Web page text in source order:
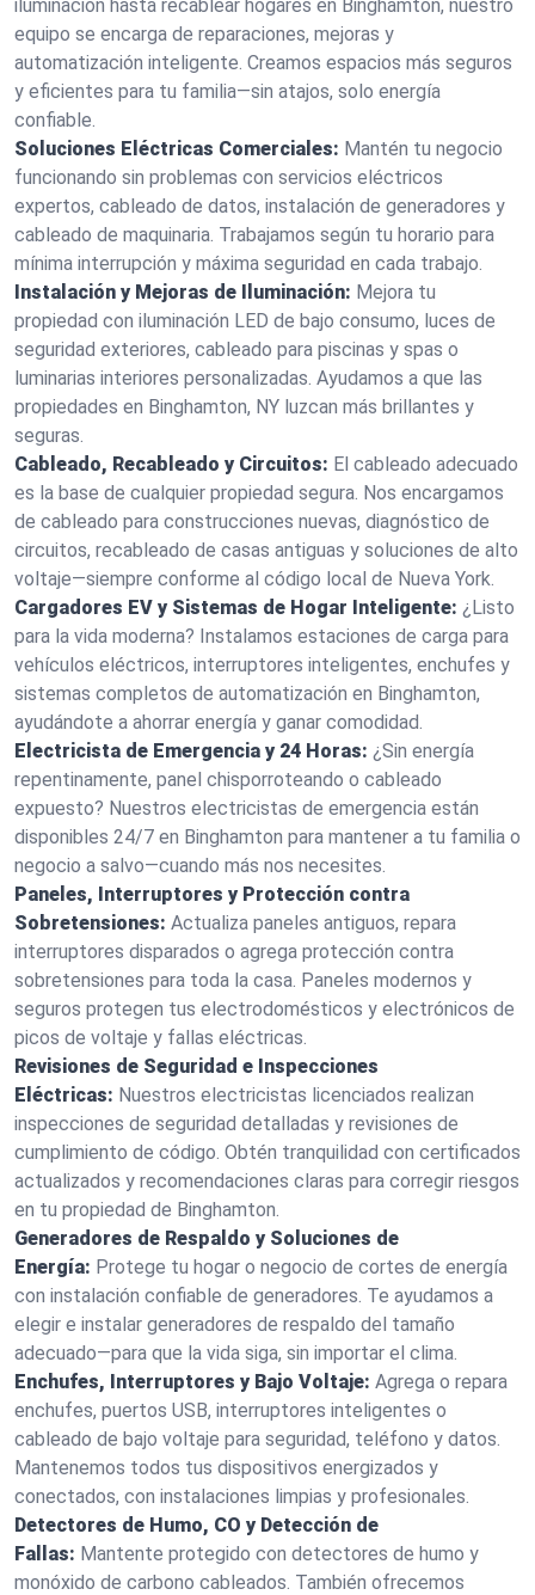
iluminación hasta recablear hogares en Binghamton, nuestro
equipo se encarga de reparaciones, mejoras y
automatización inteligente. Creamos espacios más seguros
y eficientes para tu familia—sin atajos, solo energía
confiable.
Soluciones Eléctricas Comerciales: Mantén tu negocio
funcionando sin problemas con servicios eléctricos
expertos, cableado de datos, instalación de generadores y
cableado de maquinaria. Trabajamos según tu horario para
mínima interrupción y máxima seguridad en cada trabajo.
Instalación y Mejoras de Iluminación: Mejora tu
propiedad con iluminación LED de bajo consumo, luces de
seguridad exteriores, cableado para piscinas y spas o
luminarias interiores personalizadas. Ayudamos a que las
propiedades en Binghamton, NY luzcan más brillantes y
seguras.
Cableado, Recableado y Circuitos: El cableado adecuado
es la base de cualquier propiedad segura. Nos encargamos
de cableado para construcciones nuevas, diagnóstico de
circuitos, recableado de casas antiguas y soluciones de alto
voltaje—siempre conforme al código local de Nueva York.
Cargadores EV y Sistemas de Hogar Inteligente: ¿Listo
para la vida moderna? Instalamos estaciones de carga para
vehículos eléctricos, interruptores inteligentes, enchufes y
sistemas completos de automatización en Binghamton,
ayudándote a ahorrar energía y ganar comodidad.
Electricista de Emergencia y 24 Horas: ¿Sin energía
repentinamente, panel chisporroteando o cableado
expuesto? Nuestros electricistas de emergencia están
disponibles 24/7 en Binghamton para mantener a tu familia o
negocio a salvo—cuando más nos necesites.
Paneles, Interruptores y Protección contra
Sobretensiones: Actualiza paneles antiguos, repara
interruptores disparados o agrega protección contra
sobretensiones para toda la casa. Paneles modernos y
seguros protegen tus electrodomésticos y electrónicos de
picos de voltaje y fallas eléctricas.
Revisiones de Seguridad e Inspecciones
Eléctricas: Nuestros electricistas licenciados realizan
inspecciones de seguridad detalladas y revisiones de
cumplimiento de código. Obtén tranquilidad con certificados
actualizados y recomendaciones claras para corregir riesgos
en tu propiedad de Binghamton.
Generadores de Respaldo y Soluciones de
Energía: Protege tu hogar o negocio de cortes de energía
con instalación confiable de generadores. Te ayudamos a
elegir e instalar generadores de respaldo del tamaño
adecuado—para que la vida siga, sin importar el clima.
Enchufes, Interruptores y Bajo Voltaje: Agrega o repara
enchufes, puertos USB, interruptores inteligentes o
cableado de bajo voltaje para seguridad, teléfono y datos.
Mantenemos todos tus dispositivos energizados y
conectados, con instalaciones limpias y profesionales.
Detectores de Humo, CO y Detección de
Fallas: Mantente protegido con detectores de humo y
monóxido de carbono cableados. También ofrecemos